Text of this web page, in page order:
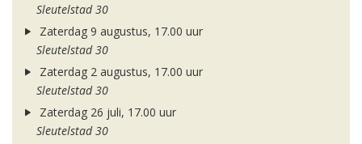
Sleutelstad 30
Zaterdag 9 augustus, 17.00 uur
Sleutelstad 30
Zaterdag 2 augustus, 17.00 uur
Sleutelstad 30
Zaterdag 26 juli, 17.00 uur
Sleutelstad 30